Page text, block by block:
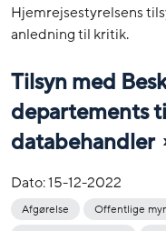
Hjemrejsestyrelsens
anledning til kritik.
Tilsyn med
departements
databehandler
Dato:15-12-2022
Afgørelse Offentlige